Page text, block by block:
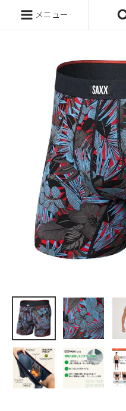
メニュー